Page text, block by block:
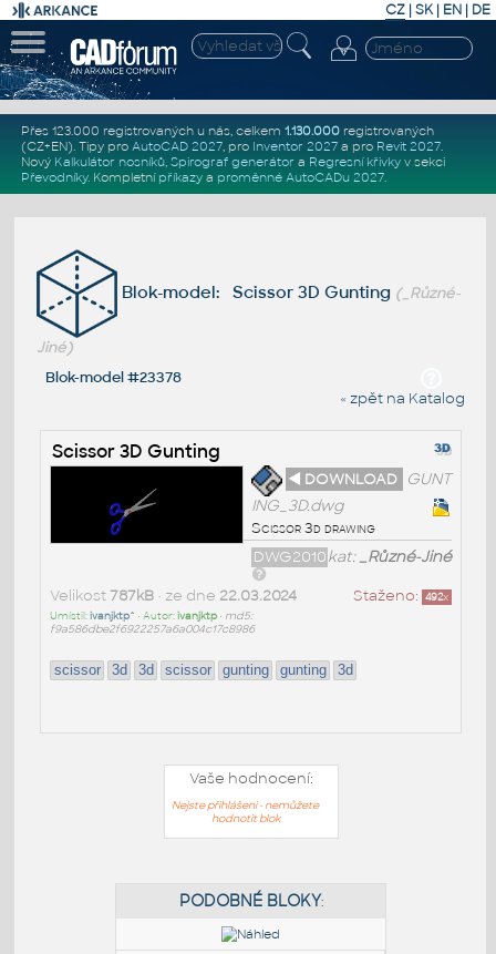
CZ | SK| EN | DE
Přes 123.000 registrovaných u nás, celkem 1.130.000registrovaných
(CZ+EN). Tipy pro AutoCAD 2027, pro Inventor 2027a pro Revit 2027.
Nový Kalkulátor nosníků, Spirograf generátor a Regresní křivkyv sekci
Převodníky. Kompletní příkazya proměnné AutoCADu 2027.
Blok-model: Scissor 3D Gunting (_Různé-
Jiné)
Blok-model #23378
« zpět na Katalog
Scissor 3D Gunting
◄ DOWNLOAD
GUNT
ING_3D.dwg
Scissor 3d drawing
kat:_Různé-Jiné
DWG2010
Staženo: 492x
Velikost 787kB• ze dne 22.03.2024
Umístil:ivanjktp^ • Autor:ivanjktp• md5:
f9a586dbe2f6922257a6a004c17c8986
scissor 3d 3d scissor gunting gunting 3d
Vaše hodnocení:
Nejste přihlášeni - nemůžete
hodnotit blok